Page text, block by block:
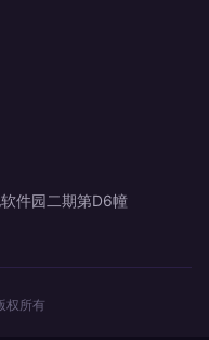
件园二期第D6幢
权所有